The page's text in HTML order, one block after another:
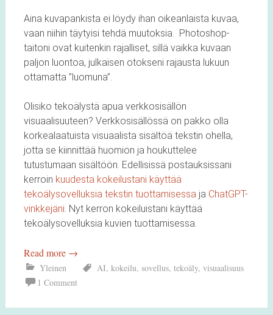
Aina kuvapankista ei löydy ihan oikeanlaista kuvaa,
vaan niihin täytyisi tehdä muutoksia. Photoshop-
taitoni ovat kuitenkin rajalliset, sillä vaikka kuvaan
paljon luontoa, julkaisen otokseni rajausta lukuun
ottamatta ”luomuna”.
Olisiko tekoälystä apua verkkosisällön
visuaalisuuteen? Verkkosisällössä on pakko olla
korkealaatuista visuaalista sisältöä tekstin ohella,
jotta se kiinnittää huomion ja houkuttelee
tutustumaan sisältöön. Edellisissä postauksissani
kerroin kuudesta kokeilustani käyttää
tekoälysovelluksia tekstin tuottamisessaja ChatGPT-
vinkkejäni. Nyt kerron kokeiluistani käyttää
tekoälysovelluksia kuvien tuottamisessa.
Read more →
Yleinen AI, kokeilu, sovellus, tekoäly, visuaalisuus
1 Comment